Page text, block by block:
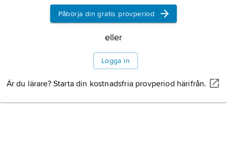
mördades i de så kallade
Information om artikeln
Påbörja din gratis provperiod
eller
Logga in
Är du lärare? Starta din kostnadsfria provperiod härifrån.